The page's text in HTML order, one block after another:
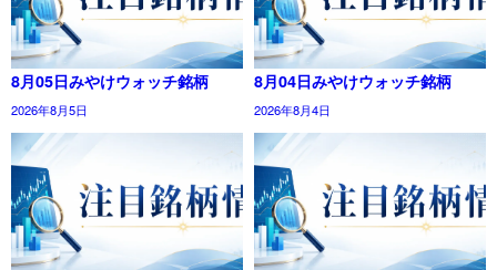
8月05日みやけウォッチ銘柄
2026年8月5日
8月04日みやけウォッチ銘柄
2026年8月4日